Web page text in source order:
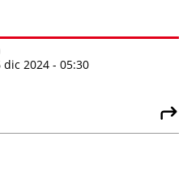
dic 2024 - 05:30